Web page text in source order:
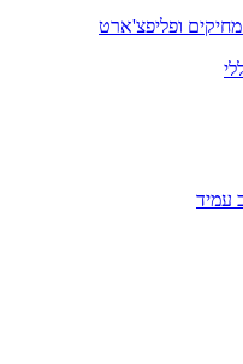
ופליפצ'ארט
עמיד